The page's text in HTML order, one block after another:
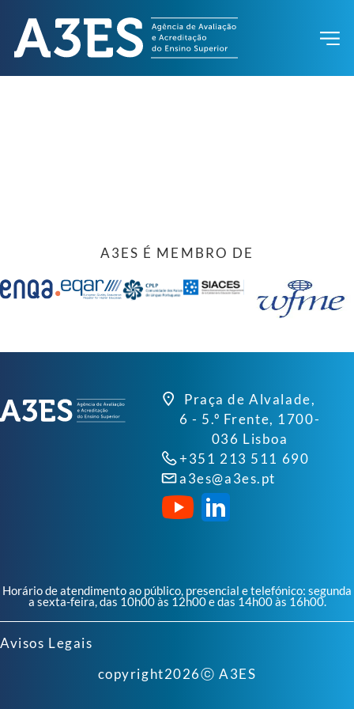
A3ES É MEMBRO DE
Praça de Alvalade,
6 - 5.º Frente, 1700-
036 Lisboa
+351 213 511 690
a3es@a3es.pt
Horário de atendimento ao público, presencial e telefónico: segunda
a sexta-feira, das 10h00 às 12h00 e das 14h00 às 16h00.
Avisos Legais
copyright2026ⓒ A3ES